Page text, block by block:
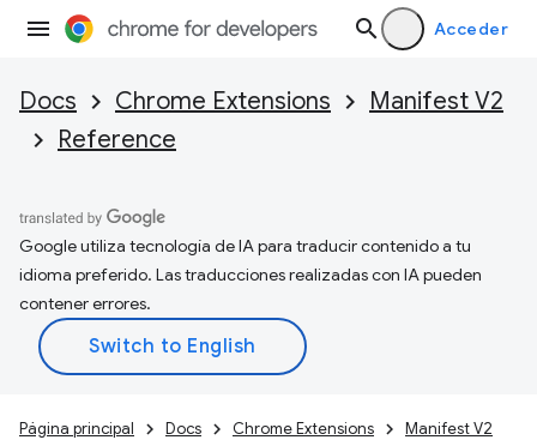
Acceder
Docs Chrome Extensions
Manifest V2
Reference
Google utiliza tecnología de IA para traducir contenido a tu
idioma preferido. Las traducciones realizadas con IA pueden
contener errores.
Página principal Docs Chrome Extensions
Manifest V2